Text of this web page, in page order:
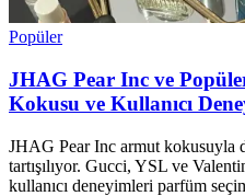
Popüler
JHAG Pear Inc ve
Kokusu ve Kullanıcı
JHAG Pear Inc armut kokusuyla
tartışılıyor. Gucci, YSL ve
kullanıcı deneyimleri parfüm